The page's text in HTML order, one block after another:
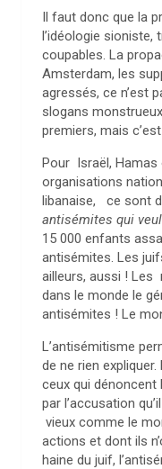
Il faut donc que la
l’idéologie
coupables. La
Amsterdam, les
agressés, ce n’est
slogans
premiers, mais
Pour Israël, Hamas
organisations
libanaise, ce sont
antisémites qui
15 000 enfants
antisémites. Les
ailleurs, aussi ! Les
dans le monde le
antisémites ! Le
L’antisémitisme
de ne rien
ceux qui dénoncent
par l’accusation
vieux comme le
actions et dont ils
haine du juif,